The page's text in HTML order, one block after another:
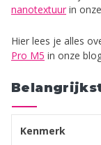
nanotextuur in
Hier lees je alles
Pro M5 in onze
Kenmerk